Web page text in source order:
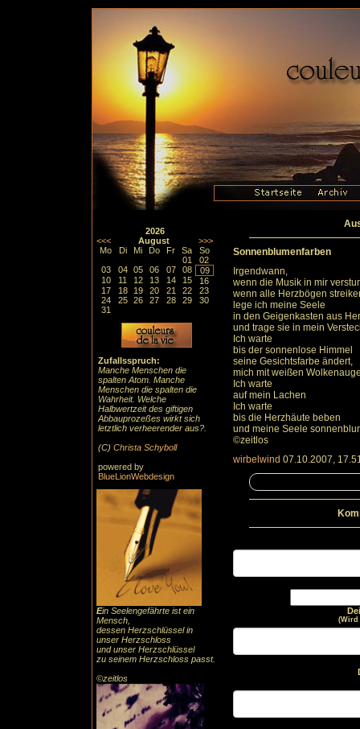
2026
<<<
August
>>>
Mo
Di Mi Do Fr Sa
So
01
02
03
04 05 06 07 08
09
10
11 12 13 14 15
16
17
18 19 20 21 22
23
24
25 26 27 28 29
30
31
Zufallsspruch:
Manche Menschen die
spalten Atom. Manche
Menschen die spalten die
Wahrheit. Welche
Halbwertzeit des giftigen
Abbauprozeßes wirkt sich
letztlich verheerender aus?.
(C) Christa Schyboll
powered by
BlueLionWebdesign
Ein Seelengefährte ist ein
Mensch,
dessen Herzschlüssel in
unser Herzschloss
und unser Herzschlüssel
zu seinem Herzschloss passt.
©zeitlos
Sonnenblumenfarben
Irgendwann,
wenn die Musik in mir
wenn alle Herzbögen
lege ich meine Seele
in den Geigenkasten aus
und trage sie in mein
Ich warte
bis der sonnenlose Himmel
seine Gesichtsfarbe ändert,
mich mit weißen
Ich warte
auf mein Lachen
Ich warte
bis die Herzhäute beben
und meine Seele
©zeitlos
wirbelwind 07.10.2007,
(Wird